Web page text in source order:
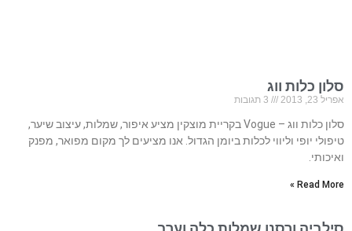
סלון כלות ווג
אפריל 23, 2013
סלון כלות ווג – Vogue בקריית מוצקין מציע איפור, שמלות, עיצוב שיער,
טיפולי יופי וליווי לכלות ביומן הגדול. אנו מציעים לך מקום מפואר, מפנק
ואיכותי.
Read More »